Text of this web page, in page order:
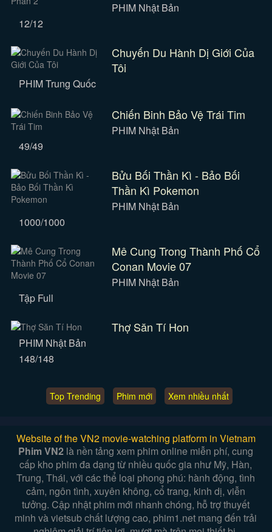
PHIM Nhật Bản
12/12
Chuyến Du Hành Dị Giới Của
Tôi
PHIM Trung Quốc
Chiến Binh Bảo Vệ Trái Tim
PHIM Nhật Bản
49/49
Bửu Bối Thần Kì - Bảo Bối
Thần Kì Pokemon
PHIM Nhật Bản
1000/1000
Mê Cung Trong Thành Phố Cổ
Conan Movie 07
PHIM Nhật Bản
Tập Full
Thợ Săn Tí Hon
PHIM Nhật Bản
148/148
Top Trending Phim mới Xem nhiều nhất
Website of the VN2 movie-watching platform in Vietnam
Phim VN2 là nền tảng xem phim online miễn phí, cung
cấp kho phim đa dạng từ nhiều quốc gia như Mỹ, Hàn,
Trung, Thái, với các thể loại phong phú: hành động, tình
cảm, ngôn tình, xuyên không, cổ trang, kinh dị, viễn
tưởng. Cập nhật phim mới nhanh chóng, hỗ trợ thuyết
minh và vietsub chất lượng cao, phim1.net mang đến trải